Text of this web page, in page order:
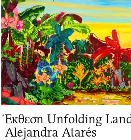
Έκθεση Unfolding
Alejandra Atarés